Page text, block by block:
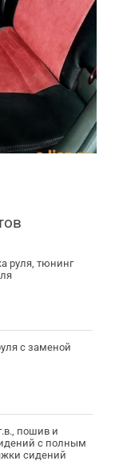
руля, тюнинг
с заменой
пошив и
с полным
сидений